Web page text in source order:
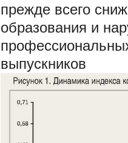
прежде всего
образования и
выпускников